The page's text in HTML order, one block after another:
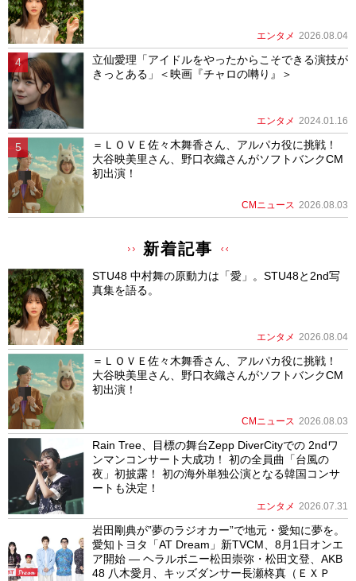
エンタメ 2026.08.04
立仙愛理「アイドルをやったからこそできる演技が
きっとある」＜映画『チャロの囀り』＞
エンタメ 2024.01.16
＝ＬＯＶＥ佐々木舞香さん、アルパカ役に挑戦！
大谷映美里さん、野口衣織さんがソフトバンクCM
初出演！
CMニュース 2026.08.03
新着記事
STU48 中村舞の原動力は「愛」。STU48と2nd写
真集を語る。
エンタメ 2026.08.04
＝ＬＯＶＥ佐々木舞香さん、アルパカ役に挑戦！
大谷映美里さん、野口衣織さんがソフトバンクCM
初出演！
CMニュース 2026.08.03
Rain Tree、目標の舞台Zepp DiverCityでの 2ndワ
ンマンコンサート大成功！ 初の全員曲「台風の
夜」初披露！ 初の海外単独公演となる韓国コンサ
ートも決定！
エンタメ 2026.07.31
岩田剛典が”夢のラジオカー”で地元・愛知に夢を。
愛知トヨタ「AT Dream」新TVCM、8月1日オンエ
ア開始 ― ヘラルボニー松田崇弥・松田文登、AKB
48 八木愛月、キッズダンサー長瀬柊真（ＥＸＰ